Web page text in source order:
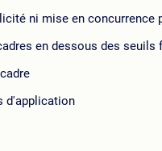
ni mise en concurrence
en dessous des seuils
d'application